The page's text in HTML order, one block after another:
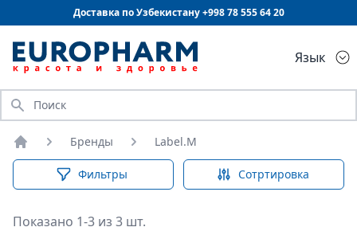
Доставка по Узбекистану +99878 555 64 20
Язык
Искать
Главная
Бренды Label.M
Фильтры Сотртировка
Показано 1-3 из 3 шт.